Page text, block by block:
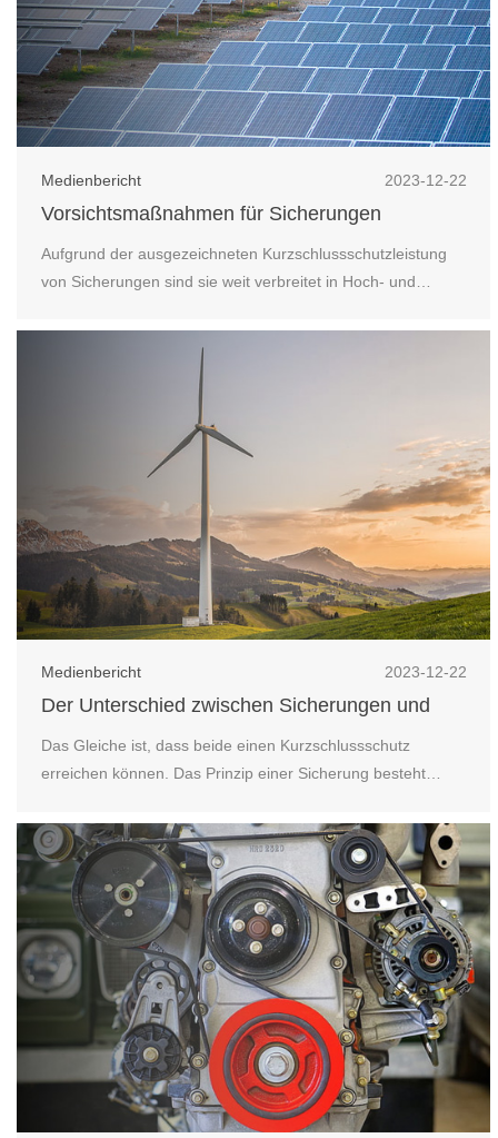
Medienbericht 2023-12-22
Vorsichtsmaßnahmen für Sicherungen
Aufgrund der ausgezeichneten Kurzschlussschutzleistung
von Sicherungen sind sie weit verbreitet in Hoch- und
elektrischen Geräten. Als Kurzschluss- und
Überstromschutz gehören sie zu den am weitesten
verbreiteten und wichtigsten Schutzeinrichtungen.
Medienbericht 2023-12-22
Der Unterschied zwischen Sicherungen und
Das Gleiche ist, dass beide einen Kurzschlussschutz
erreichen können. Das Prinzip einer Sicherung besteht
und ihn zu erwärmen. Nach Erreichen des Schmelzpunktes
des Leiters schmilzt der Leiter, so dass das Trennen des
Stromkreises die elektrischen Geräte und Sch...